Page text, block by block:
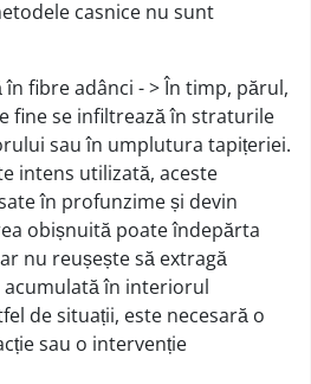
casnice nu sunt
fibre adânci - > În timp, părul,
fine se infiltrează în straturile
sau în umplutura tapițeriei.
intens utilizată, aceste
în profunzime și devin
obișnuită poate îndepărta
nu reușește să extragă
în interiorul
de situații, este necesară o
sau o intervenție